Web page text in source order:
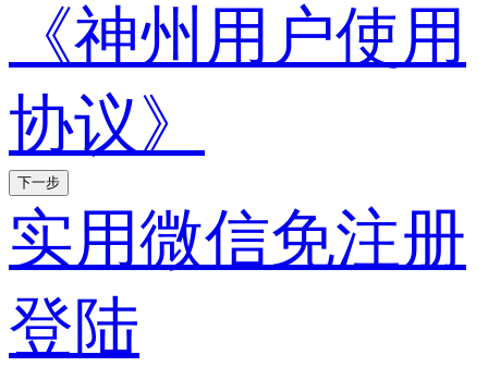
《神州用户使用
协议》
下一步
实用微信免注册
登陆